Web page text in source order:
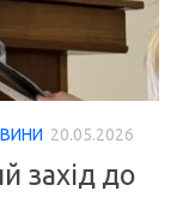
20.05.2026
захід до